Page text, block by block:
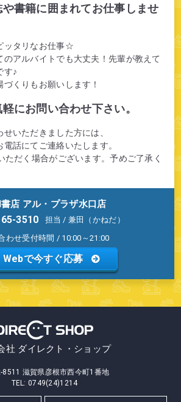
書籍に囲まれてお仕事しませ
ッタリなお仕事☆
のアルバイトでも大丈夫！先輩が教えて
す♪
くりもお願いします！
にお問い合わせ下さい。
いただきました方には、
話にてご連絡いたします。
ただく場合がございます。予めご了承く
店 アル・プラザ水口店
3510
担当 / 兼田（かねだ）
わせ受付時間 / 10:00～21:00
Webで今すぐ応募
社 ダイレクト・ショップ
8511 滋賀県彦根市西今町1番地
TEL: 0749(24)1214